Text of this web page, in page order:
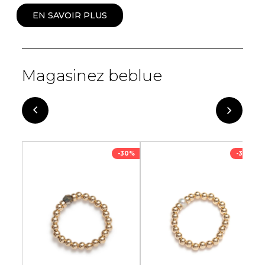
EN SAVOIR PLUS
Magasinez beblue
-30% -30%